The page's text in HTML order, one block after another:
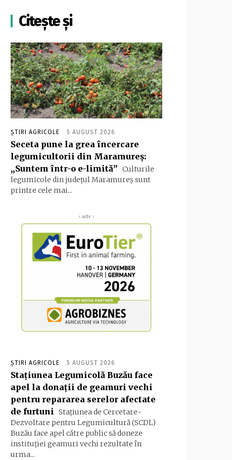
Citește și
ȘTIRI AGRICOLE 5 AUGUST 2026
Seceta pune la grea încercare
legumicultorii din Maramureș:
„Suntem într-o e-limită” Culturile
legumicole din județul Maramureș sunt
printre cele mai...
‹ adv ›
ȘTIRI AGRICOLE 5 AUGUST 2026
Stațiunea Legumicolă Buzău face
apel la donații de geamuri vechi
pentru repararea serelor afectate
de furtuni Stațiunea de Cercetare-
Dezvoltare pentru Legumicultură (SCDL)
Buzău face apel către public să doneze
instituției geamuri vechi rezultate în
urma...